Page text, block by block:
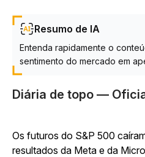
Resumo de IA
Entenda rapidamente o
sentimento do mercado em
Diária de topo —
Os futuros do S&P 500
resultados da Meta e da